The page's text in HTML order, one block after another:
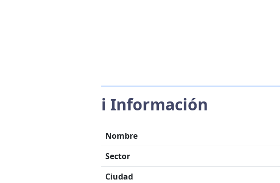
ℹ️ Información
Nombre
Sector
Ciudad